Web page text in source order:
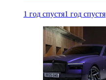
1 год спустя1 год спустя